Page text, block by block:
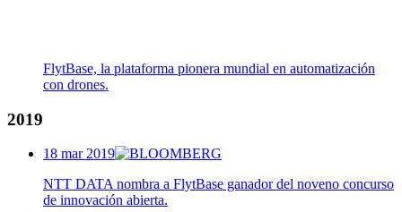
FlytBase, la plataforma pionera mundial en automatización
con drones.
2019
18 mar 2019
NTT DATA nombra a FlytBase ganador del noveno concurso
de innovación abierta.